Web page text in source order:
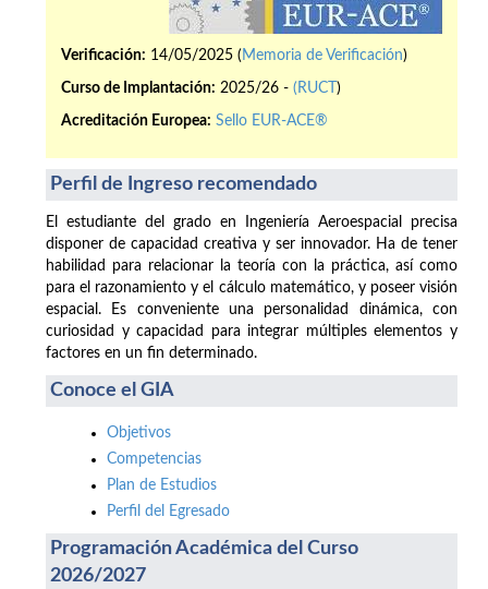
Verificación: 14/05/2025 ( Memoria de Verificación)
Curso de Implantación: 2025/26 - (RUCT )
Acreditación Europea: Sello EUR-ACE®
Perfil de Ingreso recomendado
El estudiante del grado en Ingeniería Aeroespacial precisa
disponer de capacidad creativa y ser innovador. Ha de tener
habilidad para relacionar la teoría con la práctica, así como
para el razonamiento y el cálculo matemático, y poseer visión
espacial. Es conveniente una personalidad dinámica, con
curiosidad y capacidad para integrar múltiples elementos y
factores en un fin determinado.
Conoce el GIA
Objetivos
Competencias
Plan de Estudios
Perfil del Egresado
Programación Académica del Curso
2026/2027